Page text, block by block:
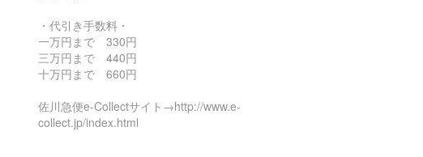
・代引き手数料・
一万円まで 330円
三万円まで 440円
十万円まで 660円
佐川急便e-Collectサイト→http://www.e-
collect.jp/index.html